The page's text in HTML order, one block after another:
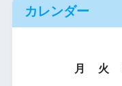
カレンダー
月
火